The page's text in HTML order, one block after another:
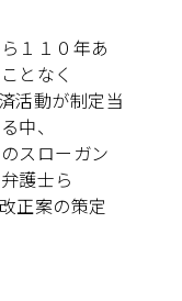
１１０年あ
となく
活動が制定当
中、
スローガン
護士ら
正案の策定